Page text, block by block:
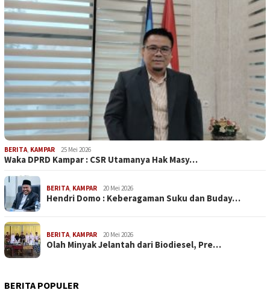
BERITA, KAMPAR 25 Mei 2026
Waka DPRD Kampar : CSR Utamanya Hak Masy…
BERITA, KAMPAR 20 Mei 2026
Hendri Domo : Keberagaman Suku dan Buday…
BERITA, KAMPAR 20 Mei 2026
Olah Minyak Jelantah dari Biodiesel, Pre…
BERITA POPULER